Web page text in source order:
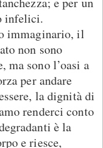
infelici.
immaginario, il
non sono
ma sono l’oasi a
per andare
la dignità di
renderci conto
è la
e riesce,